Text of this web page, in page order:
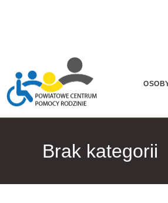
Brak kategorii